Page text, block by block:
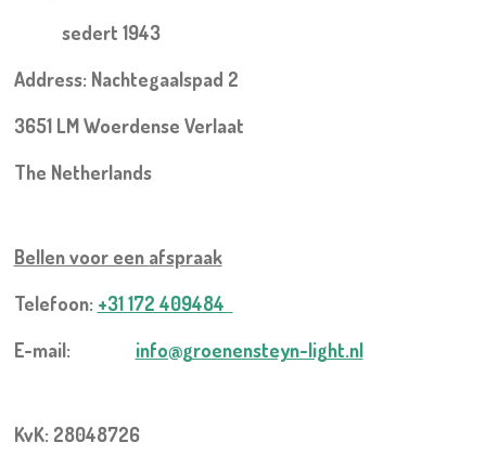
sedert 1943
Address: Nachtegaalspad 2
3651 LM Woerdense Verlaat
The Netherlands
Bellen voor een afspraak
Telefoon: +31 172 409484
E-mail: info@groenensteyn-light.nl
KvK: 28048726